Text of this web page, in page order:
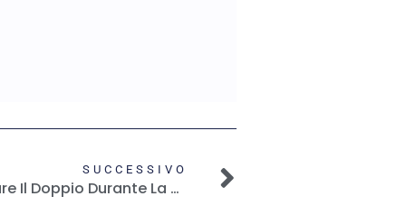
SUCCESSIVO
E’ Vero Che Bisogna Mangiare Il Doppio Durante La Gravidanza?